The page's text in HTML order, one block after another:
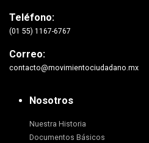
Teléfono:
(01 55) 1167-6767
Correo:
contacto@movimientociudadano.mx
Nosotros
Nuestra Historia
Documentos Básicos